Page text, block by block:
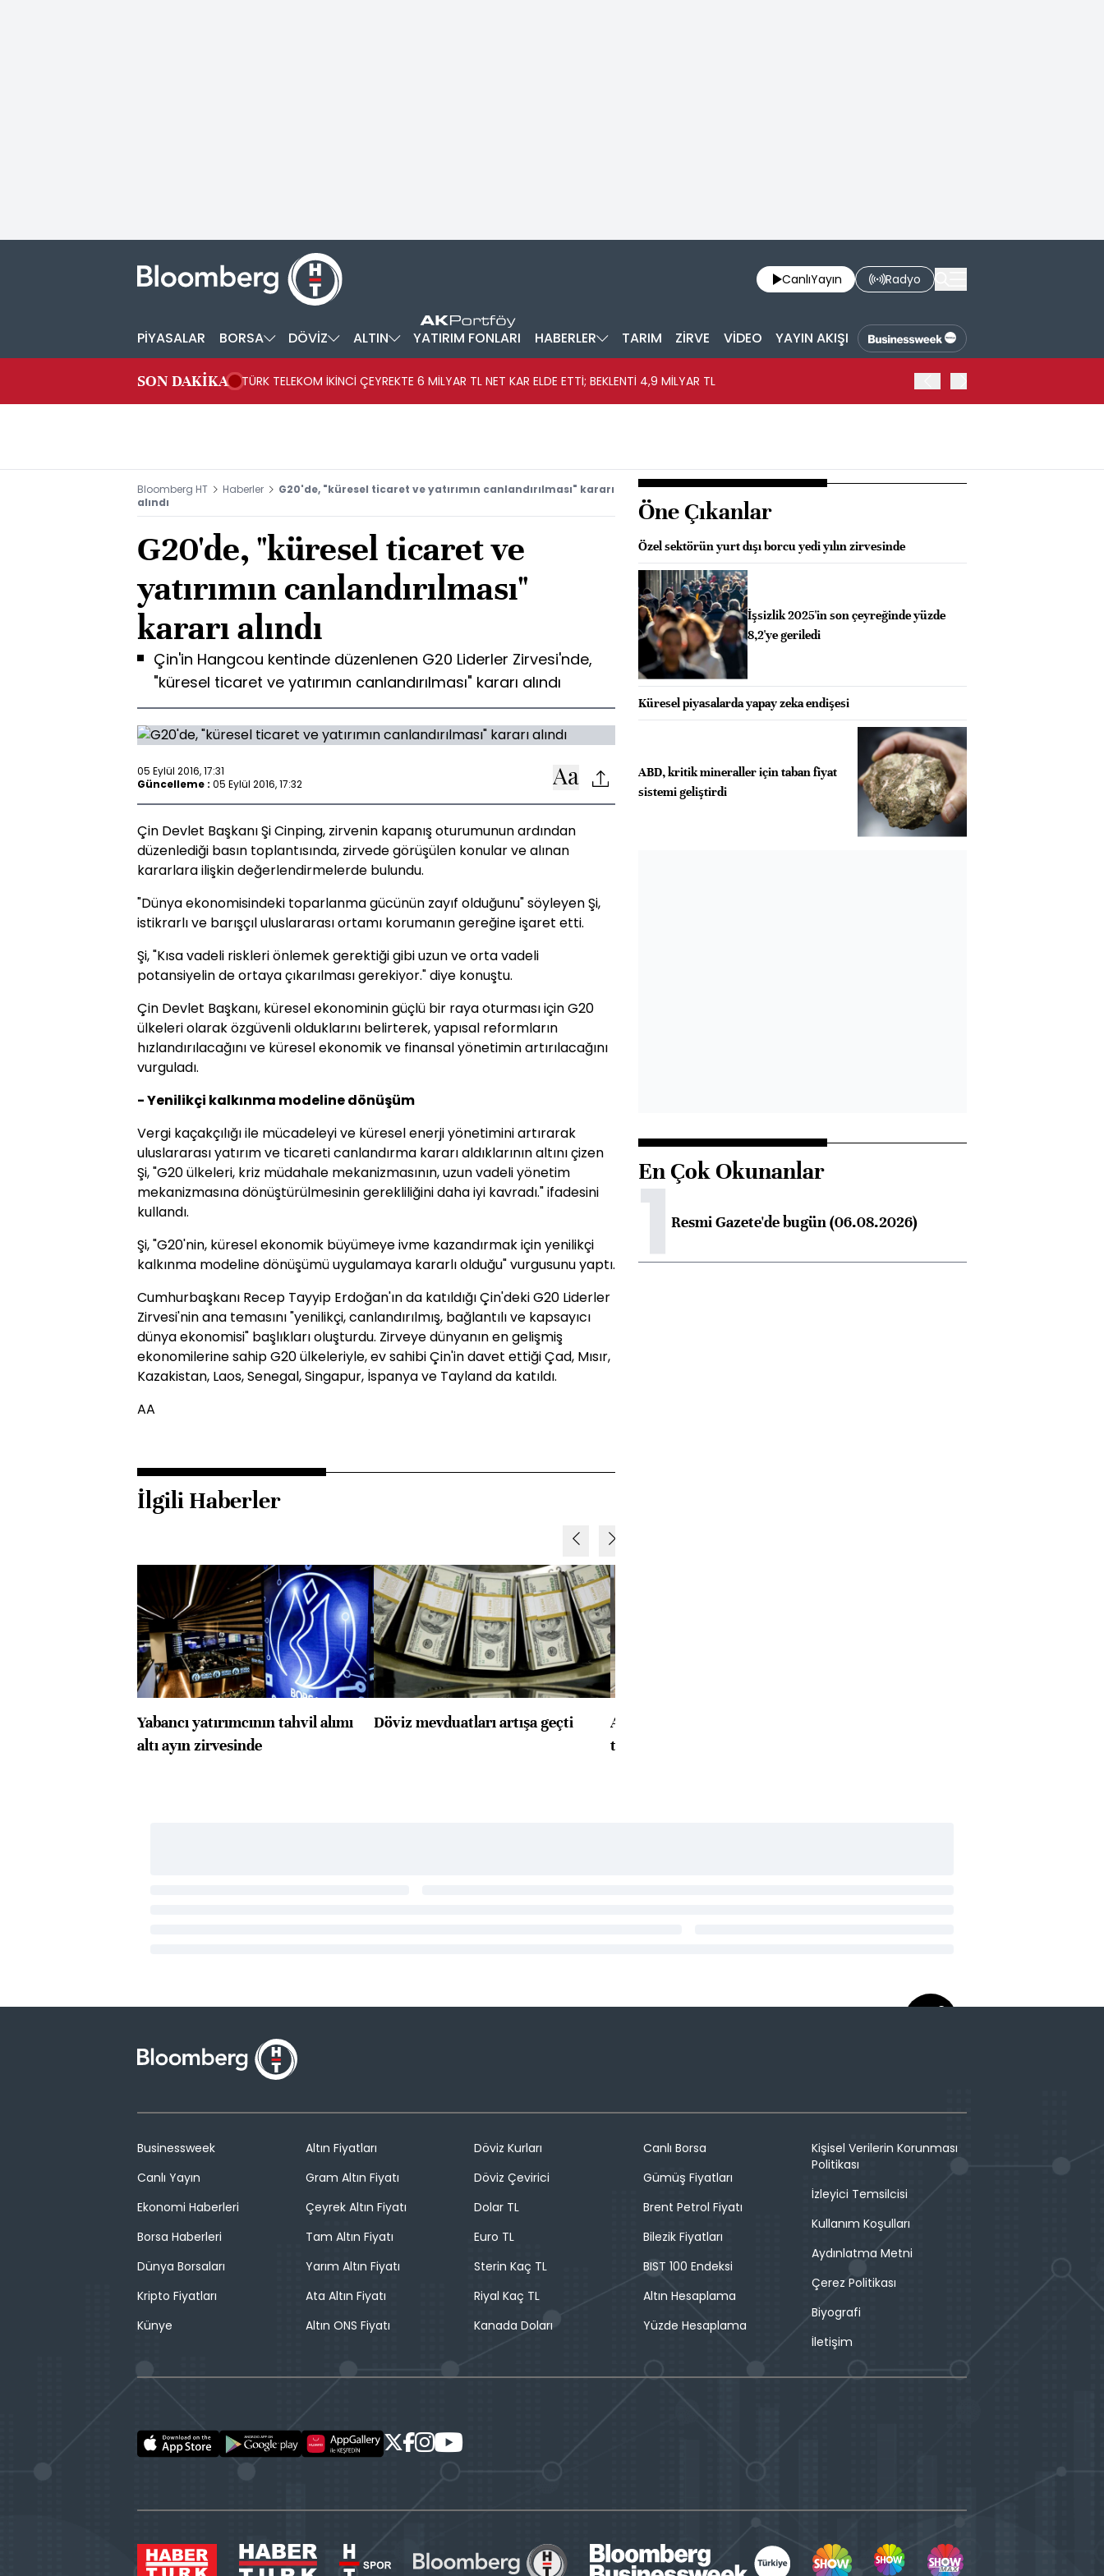
CanlıYayın Radyo
PİYASALAR BORSA DÖVİZ ALTIN YATIRIM FONLARI HABERLER TARIM ZİRVE VİDEO YAYIN AKIŞI
SON DAKİKA TÜRK TELEKOM İKİNCİ ÇEYREKTE 6 MİLYAR TL NET KAR ELDE ETTİ; BEKLENTİ 4,9 MİLYAR TL
Bloomberg HT Haberler
G20'de, "küresel ticaret ve yatırımın canlandırılması" kararı
alındı
G20'de, "küresel ticaret ve
yatırımın canlandırılması"
kararı alındı
Çin'in Hangcou kentinde düzenlenen G20 Liderler Zirvesi'nde,
"küresel ticaret ve yatırımın canlandırılması" kararı alındı
05 Eylül 2016, 17:31
Güncelleme : 05 Eylül 2016, 17:32
Çin Devlet Başkanı Şi Cinping, zirvenin kapanış oturumunun ardından
düzenlediği basın toplantısında, zirvede görüşülen konular ve alınan
kararlara ilişkin değerlendirmelerde bulundu.
"Dünya ekonomisindeki toparlanma gücünün zayıf olduğunu" söyleyen Şi,
istikrarlı ve barışçıl uluslararası ortamı korumanın gereğine işaret etti.
Şi, "Kısa vadeli riskleri önlemek gerektiği gibi uzun ve orta vadeli
potansiyelin de ortaya çıkarılması gerekiyor." diye konuştu.
Çin Devlet Başkanı, küresel ekonominin güçlü bir raya oturması için G20
ülkeleri olarak özgüvenli olduklarını belirterek, yapısal reformların
hızlandırılacağını ve küresel ekonomik ve finansal yönetimin artırılacağını
vurguladı.
- Yenilikçi kalkınma modeline dönüşüm
Vergi kaçakçılığı ile mücadeleyi ve küresel enerji yönetimini artırarak
uluslararası yatırım ve ticareti canlandırma kararı aldıklarının altını çizen
Şi, "G20 ülkeleri, kriz müdahale mekanizmasının, uzun vadeli yönetim
mekanizmasına dönüştürülmesinin gerekliliğini daha iyi kavradı." ifadesini
kullandı.
Şi, "G20'nin, küresel ekonomik büyümeye ivme kazandırmak için yenilikçi
kalkınma modeline dönüşümü uygulamaya kararlı olduğu" vurgusunu yaptı.
Cumhurbaşkanı Recep Tayyip Erdoğan'ın da katıldığı Çin'deki G20 Liderler
Zirvesi'nin ana temasını "yenilikçi, canlandırılmış, bağlantılı ve kapsayıcı
dünya ekonomisi" başlıkları oluşturdu. Zirveye dünyanın en gelişmiş
ekonomilerine sahip G20 ülkeleriyle, ev sahibi Çin'in davet ettiği Çad, Mısır,
Kazakistan, Laos, Senegal, Singapur, İspanya ve Tayland da katıldı.
AA
İlgili Haberler
Yabancı yatırımcının tahvil alımı
altı ayın zirvesinde
Döviz mevduatları artışa geçti
ABD'de konut başlangıçları
toparlandı
Öne Çıkanlar
Özel sektörün yurt dışı borcu yedi yılın zirvesinde
İşsizlik 2025'in son çeyreğinde yüzde
8,2'ye geriledi
Küresel piyasalarda yapay zeka endişesi
ABD, kritik mineraller için taban fiyat
sistemi geliştirdi
En Çok Okunanlar
1Resmi Gazete'de bugün (06.08.2026)
Businessweek
Canlı Yayın
Ekonomi Haberleri
Borsa Haberleri
Dünya Borsaları
Kripto Fiyatları
Künye
Altın Fiyatları
Gram Altın Fiyatı
Çeyrek Altın Fiyatı
Tam Altın Fiyatı
Yarım Altın Fiyatı
Ata Altın Fiyatı
Altın ONS Fiyatı
Döviz Kurları
Döviz Çevirici
Dolar TL
Euro TL
Sterin Kaç TL
Riyal Kaç TL
Kanada Doları
Canlı Borsa
Gümüş Fiyatları
Brent Petrol Fiyatı
Bilezik Fiyatları
BIST 100 Endeksi
Altın Hesaplama
Yüzde Hesaplama
Kişisel Verilerin Korunması
Politikası
İzleyici Temsilcisi
Kullanım Koşulları
Aydınlatma Metni
Çerez Politikası
Biyografi
İletişim